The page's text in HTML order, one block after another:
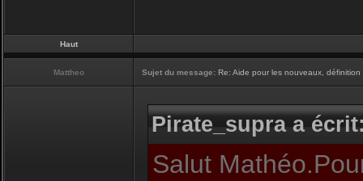
Haut
Mattheo Sujet du message: Re: Aide pour les nouveaux,
Pirate_supra a
Salut